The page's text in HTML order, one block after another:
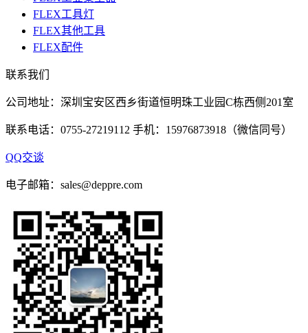
FLEX工具灯
FLEX其他工具
FLEX配件
联系我们
公司地址：深圳宝安区西乡街道恒明珠工业园C栋西侧201室
联系电话：0755-27219112 手机：15976873918（微信同号）
QQ交谈
电子邮箱：sales@deppre.com